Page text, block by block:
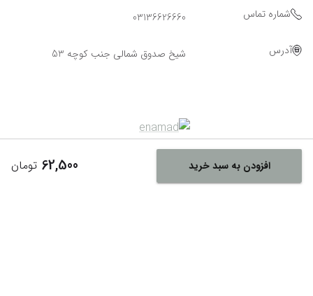
افزودن به سبد خرید 62,500 تومان
شماره تماس 03136626660
آدرس شیخ صدوق شمالی جنب کوچه 53